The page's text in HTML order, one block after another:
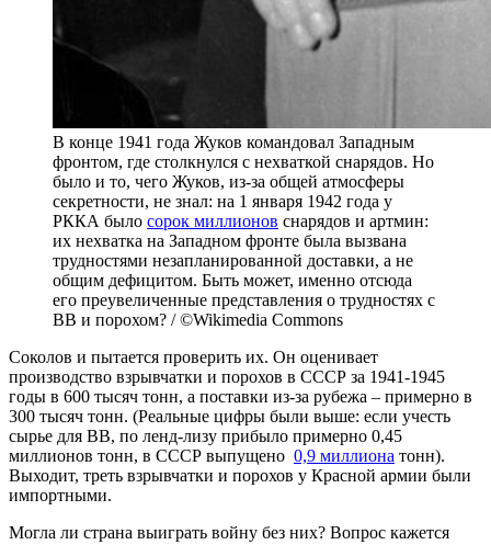
В конце 1941 года Жуков командовал Западным
фронтом, где столкнулся с нехваткой снарядов. Но
было и то, чего Жуков, из-за общей атмосферы
секретности, не знал: на 1 января 1942 года у
РККА было сорок миллионов снарядов и артмин:
их нехватка на Западном фронте была вызвана
трудностями незапланированной доставки, а не
общим дефицитом. Быть может, именно отсюда
его преувеличенные представления о трудностях с
ВВ и порохом? / ©Wikimedia Commons
Соколов и пытается проверить их. Он оценивает
производство взрывчатки и порохов в СССР за 1941-1945
годы в 600 тысяч тонн, а поставки из-за рубежа – примерно в
300 тысяч тонн. (Реальные цифры были выше: если учесть
сырье для ВВ, по ленд-лизу прибыло примерно 0,45
миллионов тонн, в СССР выпущено 0,9 миллиона тонн).
Выходит, треть взрывчатки и порохов у Красной армии были
импортными.
Могла ли страна выиграть войну без них? Вопрос кажется